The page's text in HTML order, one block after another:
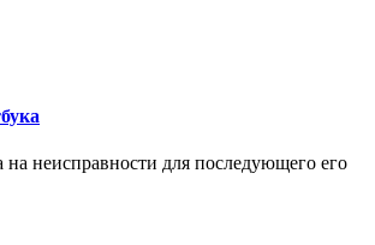
на неисправности для последующего его